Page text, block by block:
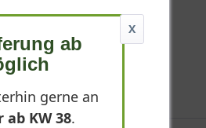
X
ab
gerne an
ab KW 38.